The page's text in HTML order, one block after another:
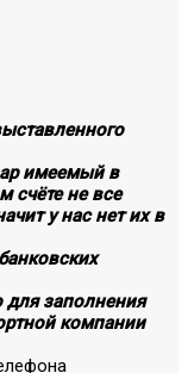
имеемый в
счёте не все
у нас нет их в
для заполнения
компании